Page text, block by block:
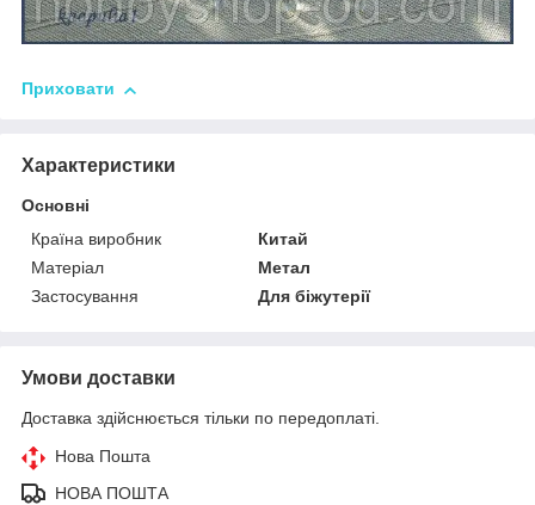
Приховати
Характеристики
Основні
Країна виробник
Китай
Матеріал
Метал
Застосування
Для біжутерії
Умови доставки
Доставка здійснюється тільки по передоплаті.
Нова Пошта
НОВА ПОШТА